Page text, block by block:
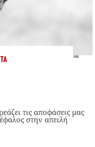
τις αποφάσεις μας
στην απειλή